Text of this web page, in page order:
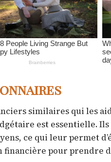
similaires qui les
est essentielle.
ce qui leur permet
pour prendre